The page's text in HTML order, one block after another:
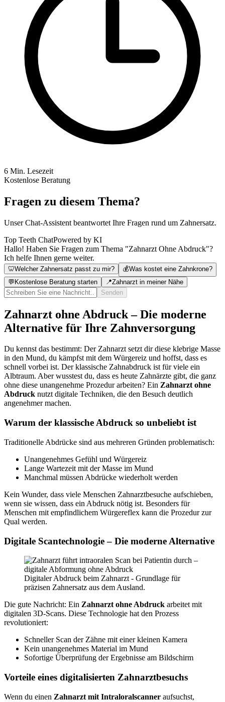
6 Min. Lesezeit
Kostenlose Beratung
Fragen zu diesem Thema?
Unser Chat-Assistent beantwortet Ihre Fragen rund um Zahnersatz.
Top Teeth ChatPowered by KI
Hallo! Haben Sie Fragen zum Thema "Zahnarzt Ohne Abdruck"?
Ich helfe Ihnen gerne weiter.
🦷Welcher Zahnersatz passt zu mir? 💰Was kostet eine Zahnkrone?
💬Kostenlose Beratung starten 📍Zahnarzt in meiner Nähe
Senden
Zahnarzt ohne Abdruck – Die moderne
Alternative für Ihre Zahnversorgung
Du kennst das bestimmt: Der Zahnarzt setzt dir diese klebrige Masse
in den Mund, du kämpfst mit dem Würgereiz und hoffst, dass es
schnell vorbei ist. Der klassische Zahnabdruck ist für viele ein
Albtraum. Aber wusstest du, dass es heute Zahnärzte gibt, die ganz
ohne diese unangenehme Prozedur arbeiten? Ein Zahnarzt ohne
Abdruck nutzt digitale Techniken, die den Besuch deutlich
angenehmer machen.
Warum der klassische Abdruck so unbeliebt ist
Traditionelle Abdrücke sind aus mehreren Gründen problematisch:
Unangenehmes Gefühl und Würgereiz
Lange Wartezeit mit der Masse im Mund
Manchmal müssen Abdrücke wiederholt werden
Kein Wunder, dass viele Menschen Zahnarztbesuche aufschieben,
wenn sie wissen, dass ein Abdruck nötig ist. Besonders für
Menschen mit empfindlichem Würgereflex kann die Prozedur zur
Qual werden.
Digitale Scantechnologie – Die moderne Alternative
Digitaler Abdruck beim Zahnarzt - Grundlage für
präzisen Zahnersatz aus dem Ausland.
Die gute Nachricht: Ein Zahnarzt ohne Abdruck arbeitet mit
digitalen 3D-Scans. Diese Technologie hat den Prozess
revolutioniert:
Schneller Scan der Zähne mit einer kleinen Kamera
Kein unangenehmes Material im Mund
Sofortige Überprüfung der Ergebnisse am Bildschirm
Vorteile eines digitalisierten Zahnarztbesuchs
Wenn du einen Zahnarzt mit Intraloralscanner aufsuchst,